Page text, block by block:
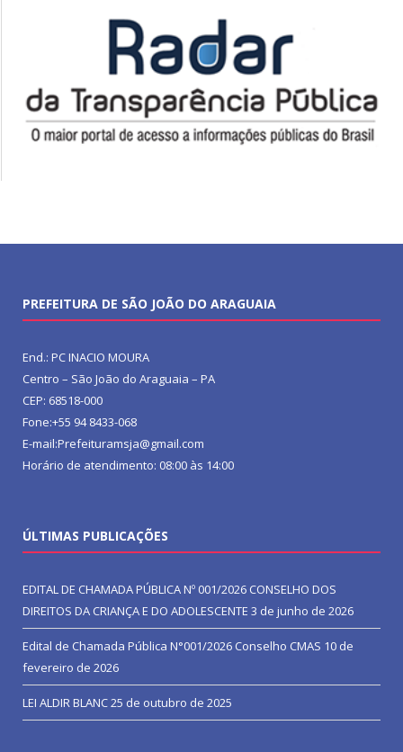
PREFEITURA DE SÃO JOÃO DO ARAGUAIA
End.: PC INACIO MOURA
Centro – São João do Araguaia – PA
CEP: 68518-000
Fone:+55 94 8433-068
E-mail:Prefeituramsja@gmail.com
Horário de atendimento: 08:00 às 14:00
ÚLTIMAS PUBLICAÇÕES
EDITAL DE CHAMADA PÚBLICA Nº 001/2026 CONSELHO DOS
DIREITOS DA CRIANÇA E DO ADOLESCENTE 3 de junho de 2026
Edital de Chamada Pública N°001/2026 Conselho CMAS 10 de
fevereiro de 2026
LEI ALDIR BLANC25 de outubro de 2025